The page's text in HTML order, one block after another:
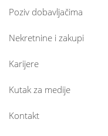
Poziv dobavljačima
Nekretnine i zakupi
Karijere
Kutak za medije
Kontakt